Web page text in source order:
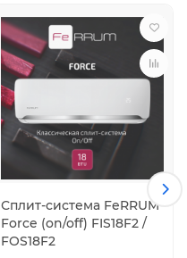
Сплит-система FeRRUM
Force (on/off) FIS18F2 /
FOS18F2